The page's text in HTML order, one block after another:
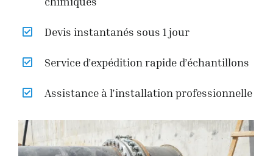
Devis instantanés sous 1 jour
Service d’expédition rapide d’échantillons
Assistance à l’installation professionnelle